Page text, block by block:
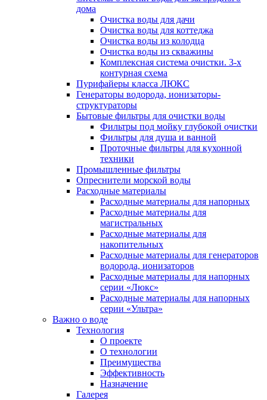
дома
Очистка воды для дачи
Очистка воды для коттеджа
Очистка воды из колодца
Очистка воды из скважины
Комплексная система очистки. 3-х
контурная схема
Пурифайеры класса ЛЮКС
Генераторы водорода, ионизаторы-
структураторы
Бытовые фильтры для очистки воды
Фильтры под мойку глубокой очистки
Фильтры для душа и ванной
Проточные фильтры для кухонной
техники
Промышленные фильтры
Опреснители морской воды
Расходные материалы
Расходные материалы для напорных
Расходные материалы для
магистральных
Расходные материалы для
накопительных
Расходные материалы для генераторов
водорода, ионизаторов
Расходные материалы для напорных
серии «Люкс»
Расходные материалы для напорных
серии «Ультра»
Важно о воде
Технология
О проекте
О технологии
Преимущества
Эффективность
Назначение
Галерея